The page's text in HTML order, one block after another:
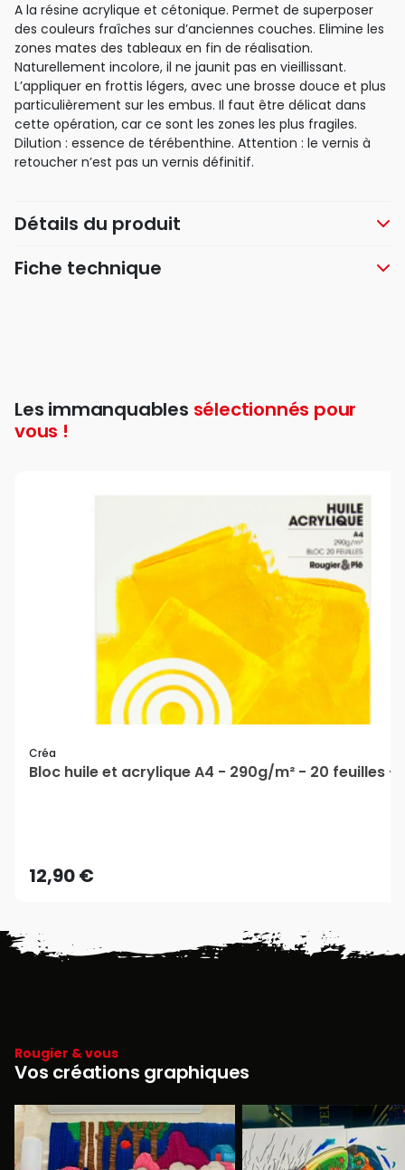
A la résine acrylique et cétonique. Permet de superposer
des couleurs fraîches sur d’anciennes couches. Elimine les
zones mates des tableaux en fin de réalisation.
Naturellement incolore, il ne jaunit pas en vieillissant.
L’appliquer en frottis légers, avec une brosse douce et plus
particulièrement sur les embus. Il faut être délicat dans
cette opération, car ce sont les zones les plus fragiles.
Dilution : essence de térébenthine. Attention : le vernis à
retoucher n’est pas un vernis définitif.
Détails du produit
Fiche technique
Les immanquables sélectionnés pour
vous !
Créa
Bloc huile et acrylique A4 - 290g/m² - 20 feuilles -
12,90 €
Rougier & vous
Vos créations graphiques